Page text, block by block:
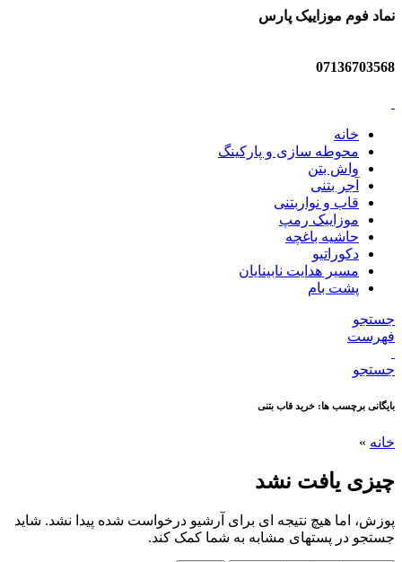
نماد فوم موزاییک پارس
07136703568
خانه
محوطه سازی و پارکینگ
واش بتن
آجر بتنی
قاب و نواربتنی
موزاییک رمپ
حاشیه باغچه
دکوراتیو
مسیر هدایت نابینایان
پشت بام
جستجو
فهرست
جستجو
بایگانی برچسب ها: خرید قاب بتنی
خانه »
چیزی یافت نشد
پوزش، اما هیچ نتیجه ای برای آرشیو درخواست شده پیدا نشد. شاید
جستجو در پستهای مشابه به شما کمک کند.